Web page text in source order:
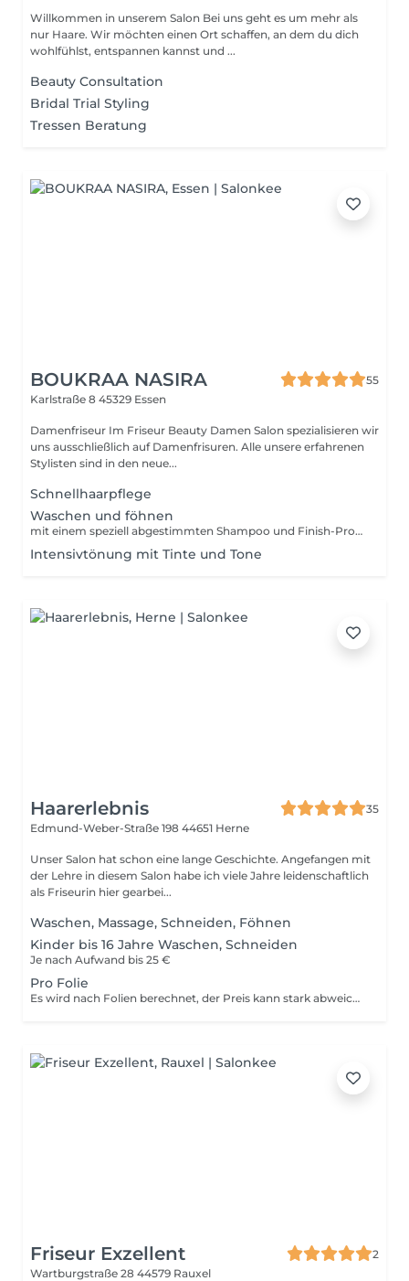
Willkommen in unserem Salon Bei uns geht es um mehr als
nur Haare. Wir möchten einen Ort schaffen, an dem du dich
wohlfühlst, entspannen kannst und ...
Beauty Consultation
Bridal Trial Styling
Tressen Beratung
BOUKRAA NASIRA
55
Karlstraße 8 45329 Essen
Damenfriseur Im Friseur Beauty Damen Salon spezialisieren wir
uns ausschließlich auf Damenfrisuren. Alle unsere erfahrenen
Stylisten sind in den neue...
Schnellhaarpflege
Waschen und föhnen
mit einem speziell abgestimmten Shampoo und Finish-Produkten
Intensivtönung mit Tinte und Tone
Haarerlebnis
35
Edmund-Weber-Straße 198 44651 Herne
Unser Salon hat schon eine lange Geschichte. Angefangen mit
der Lehre in diesem Salon habe ich viele Jahre leidenschaftlich
als Friseurin hier gearbei...
Waschen, Massage, Schneiden, Föhnen
Kinder bis 16 Jahre Waschen, Schneiden
Je nach Aufwand bis 25 €
Pro Folie
Es wird nach Folien berechnet, der Preis kann stark abweichen (durchschnittlich 30 Folien) Pro Folie: Kurz: 1,50 Mittel 2,50 Lang: 4,00
Friseur Exzellent
2
Wartburgstraße 28 44579 Rauxel